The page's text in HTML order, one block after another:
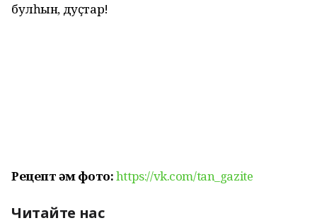
булһын, дуҫтар!
Рецепт һәм фото:https://vk.com/tan_gazite
Читайте нас